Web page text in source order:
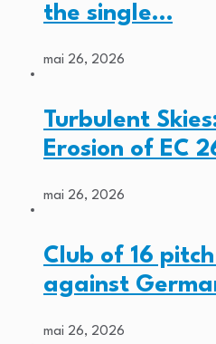
the single…
mai 26, 2026
Turbulent
Erosion of EC
mai 26, 2026
Club of 16
against
mai 26, 2026